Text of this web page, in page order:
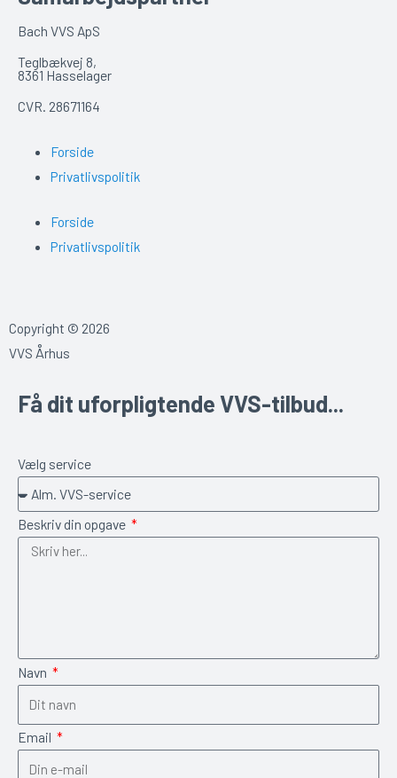
Bach VVS ApS
Teglbækvej 8,
8361 Hasselager
CVR. 28671164
Forside
Privatlivspolitik
Forside
Privatlivspolitik
Copyright © 2026
VVS Århus
Få dit uforpligtende VVS-tilbud...
Vælg service
Beskriv din opgave
Navn
Email